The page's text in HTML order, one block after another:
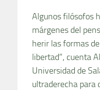
Algunos filósofos
márgenes del
herir las formas
libertad”, cuenta
Universidad de
ultraderecha para